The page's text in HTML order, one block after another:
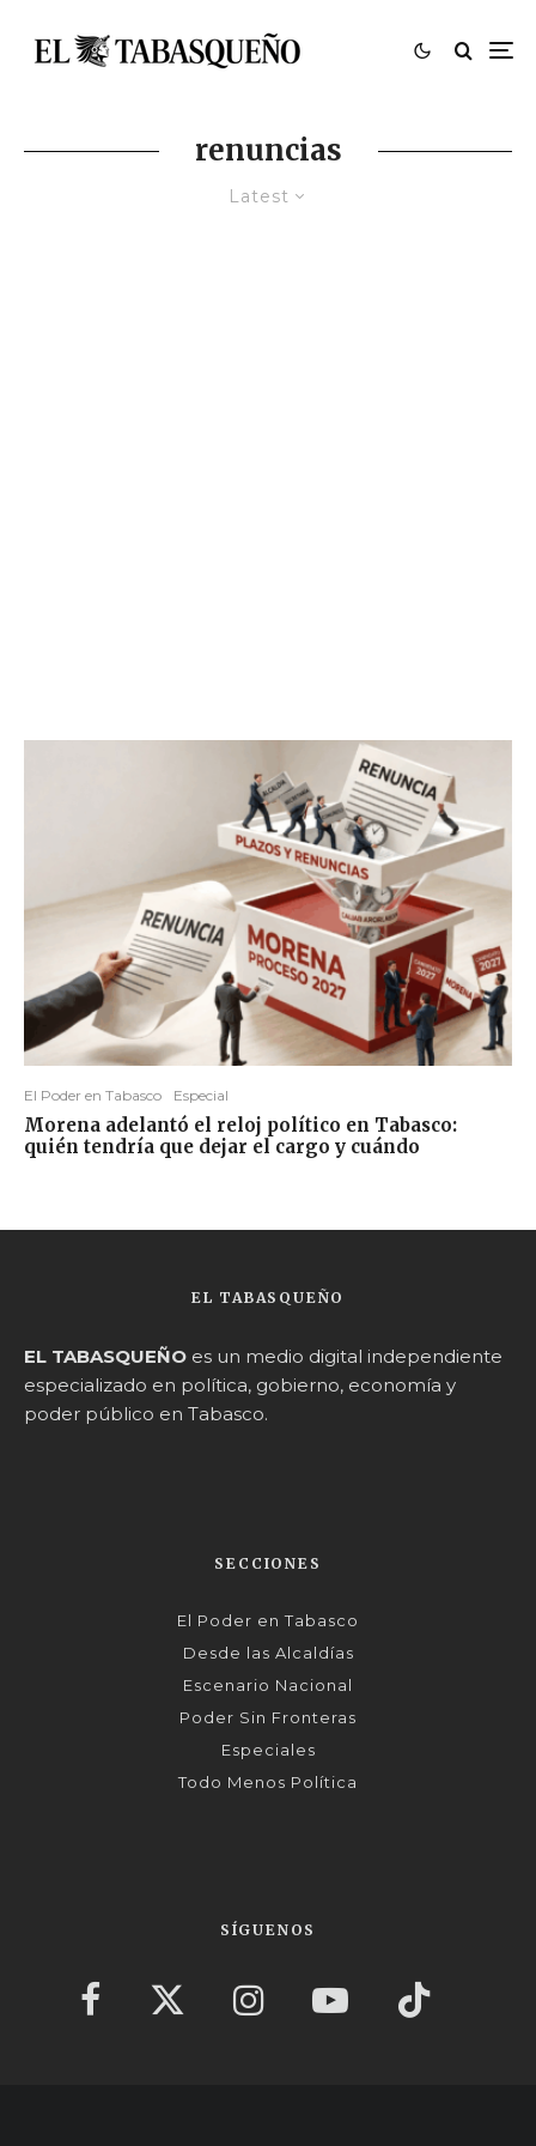
renuncias
Latest
El Poder en Tabasco Especial
Morena adelantó el reloj político en Tabasco:
quién tendría que dejar el cargo y cuándo
EL TABASQUEÑO
EL TABASQUEÑO es un medio digital independiente
especializado en política, gobierno, economía y
poder público en Tabasco.
SECCIONES
El Poder en Tabasco
Desde las Alcaldías
Escenario Nacional
Poder Sin Fronteras
Especiales
Todo Menos Política
SÍGUENOS